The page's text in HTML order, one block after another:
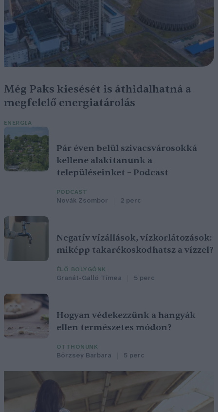
Még Paks kiesését is áthidalhatná a
megfelelő energiatárolás
ENERGIA
Pár éven belül szivacsvárosokká
kellene alakítanunk a
településeinket – Podcast
PODCAST
Novák Zsombor 2 perc
Negatív vízállások, vízkorlátozások:
miképp takarékoskodhatsz a vízzel?
ÉLŐ BOLYGÓNK
Granát-Galló Tímea 5 perc
Hogyan védekezzünk a hangyák
ellen természetes módon?
OTTHONUNK
Börzsey Barbara 5 perc